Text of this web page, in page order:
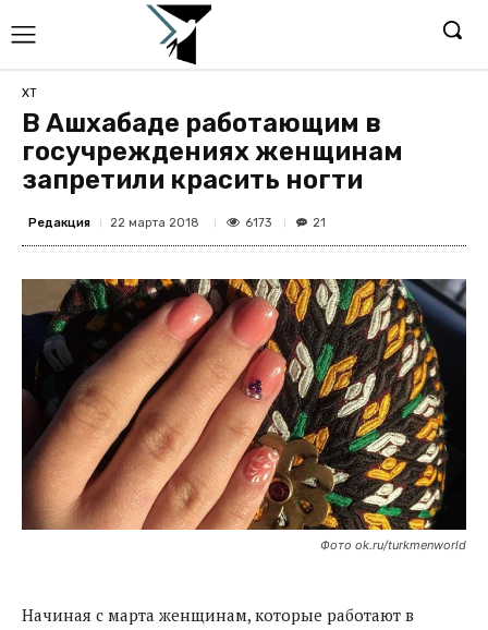
ХТ
В Ашхабаде работающим в
госучреждениях женщинам
запретили красить ногти
Редакция 22 марта 2018 6173 21
Фото ok.ru/turkmenworld
Начиная с марта женщинам, которые работают в